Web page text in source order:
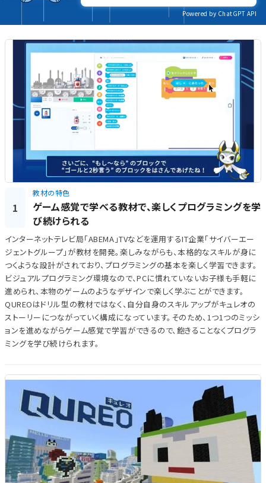
Powered by ChatGPT API
1
教材の特色
ゲーム感覚で学べる教材で、楽しくプログラミングを学
び続けられる
インターネットテレビ局「ABEMA」TVなどを運用するIT企業「サイバーエー
ジェントグループ」が教材を開発。楽しみながらも、本格的なスキルが身に
つくような設計がされており、プログラミングの基本を楽しく学習できます。
ビジュアルプログラミング環境なので、PCに慣れていないお子様も手軽に
進められ、本物のゲームのようなデザインで楽しく学ぶことができます。
QUREOはドリル型の教材ではなく、自分自身のスキルアップがキュレオの
ストーリーにつながっていく構成になっています。そのため、1つ1つのミッシ
ョンを進めながらゲーム感覚で学習ができるので、飽きることなくプログラ
ミングを学び続けられます。